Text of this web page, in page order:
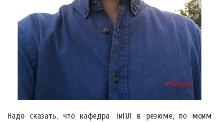
Надо сказать, что кафедра ТиПЛ в резюме, по моим